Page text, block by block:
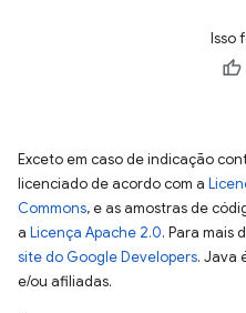
Isso
Exceto em caso de indicação
licenciado de acordo com a
Commons, e as amostras de
a Licença Apache 2.0. Para mais
site do Google Developers. Java
e/ou afiliadas.